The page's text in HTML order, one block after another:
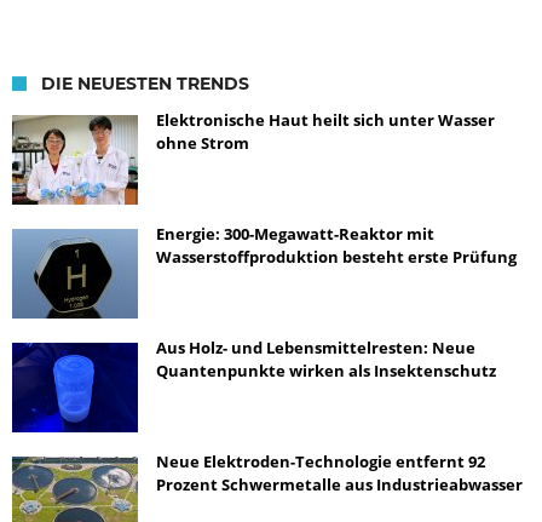
DIE NEUESTEN TRENDS
Elektronische Haut heilt sich unter Wasser
ohne Strom
Energie: 300-Megawatt-Reaktor mit
Wasserstoffproduktion besteht erste Prüfung
Aus Holz- und Lebensmittelresten: Neue
Quantenpunkte wirken als Insektenschutz
Neue Elektroden-Technologie entfernt 92
Prozent Schwermetalle aus Industrieabwasser